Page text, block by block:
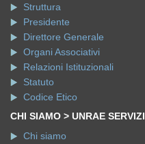
Struttura
Presidente
Direttore Generale
Organi Associativi
Relazioni Istituzionali
Statuto
Codice Etico
CHI SIAMO > UNRAE SERVIZI
Chi siamo